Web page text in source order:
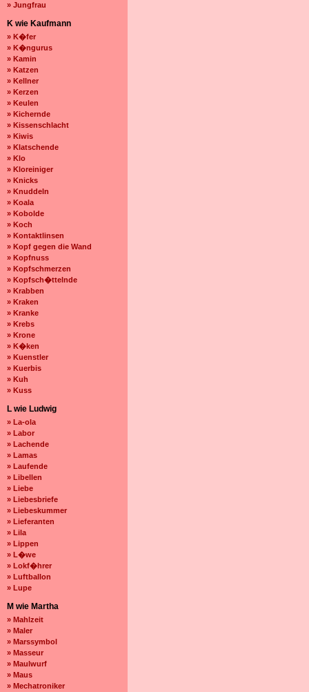
» Jungfrau
K wie Kaufmann
» K�fer
» K�ngurus
» Kamin
» Katzen
» Kellner
» Kerzen
» Keulen
» Kichernde
» Kissenschlacht
» Kiwis
» Klatschende
» Klo
» Kloreiniger
» Knicks
» Knuddeln
» Koala
» Kobolde
» Koch
» Kontaktlinsen
» Kopf gegen die Wand
» Kopfnuss
» Kopfschmerzen
» Kopfsch�ttelnde
» Krabben
» Kraken
» Kranke
» Krebs
» Krone
» K�ken
» Kuenstler
» Kuerbis
» Kuh
» Kuss
L wie Ludwig
» La-ola
» Labor
» Lachende
» Lamas
» Laufende
» Libellen
» Liebe
» Liebesbriefe
» Liebeskummer
» Lieferanten
» Lila
» Lippen
» L�we
» Lokf�hrer
» Luftballon
» Lupe
M wie Martha
» Mahlzeit
» Maler
» Marssymbol
» Masseur
» Maulwurf
» Maus
» Mechatroniker